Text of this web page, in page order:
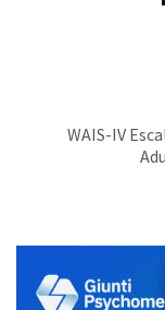
WAIS-IV